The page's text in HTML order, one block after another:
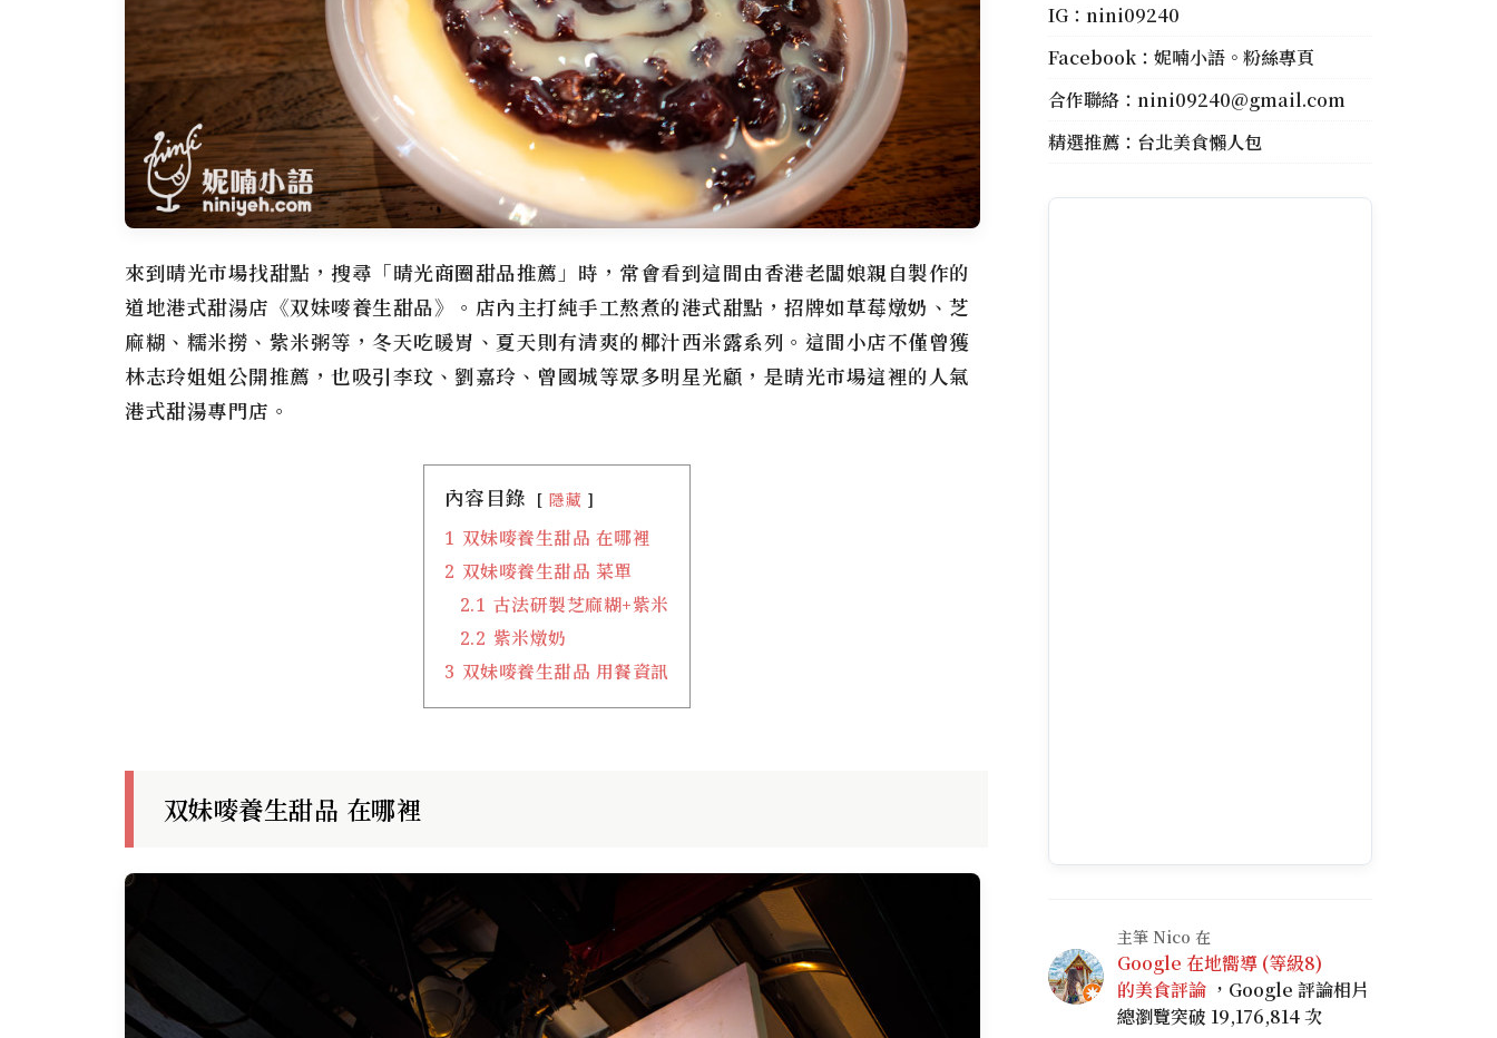
來到晴光市場找甜點，搜尋「晴光商圈甜品推薦」時，常會看到這間由香港老闆娘親自製作的
道地港式甜湯店《双妹嘜養生甜品》
。店內主打純手工熬煮的港式甜點，招牌如草莓燉奶、芝
麻糊、糯米撈、紫米粥等，冬天吃暖胃、夏天則有清爽的椰汁西米露系列。這間小店不僅曾獲
林志玲姐姐公開推薦 ，也吸引李玟、劉嘉玲、曾國城等眾多明星光顧，是晴光市場這裡的人氣
港式甜湯專門店 。
內容目錄 隱藏
1 双妹嘜養生甜品 在哪裡
2 双妹嘜養生甜品 菜單
2.1 古法研製芝麻糊+紫米
2.2 紫米燉奶
3 双妹嘜養生甜品 用餐資訊
双妹嘜養生甜品 在哪裡
IG：nini09240
Facebook：妮喃小語。粉絲專頁
合作聯絡：nini09240@gmail.com
精選推薦： 台北美食懶人包
主筆 Nico 在
Google 在地嚮導 (等級8)
的美食評論 ，Google 評論相片
總瀏覽突破 19,176,814 次